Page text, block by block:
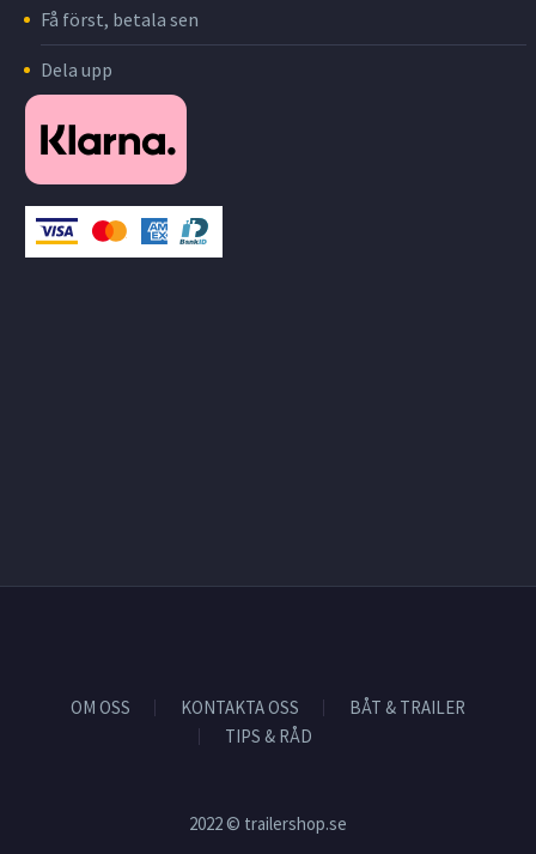
Få först, betala sen
Dela upp
OM OSS KONTAKTA OSS
BÅT & TRAILER
TIPS & RÅD
2022 © trailershop.se